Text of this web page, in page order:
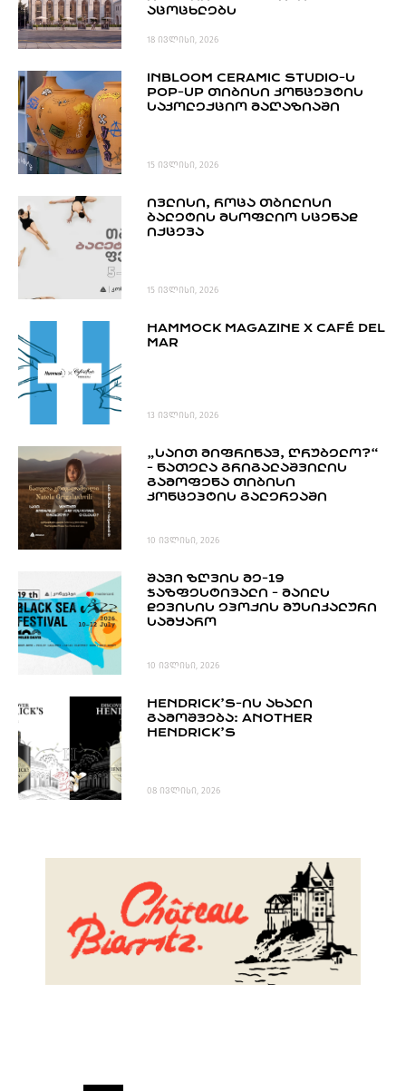
ᲐᲪᲝᲪᲮᲚᲔᲑᲡ
18 ივლისი, 2026
INBLOOM CERAMIC STUDIO-Ს
POP-UP ᲗᲘᲑᲘᲡᲘ ᲙᲝᲜᲪᲔᲞᲢᲘᲡ
ᲡᲐᲙᲝᲚᲔᲥᲪᲘᲝ ᲛᲐᲦᲐᲖᲘᲐᲨᲘ
15 ივლისი, 2026
ᲘᲕᲚᲘᲡᲘ, ᲠᲝᲪᲐ ᲗᲑᲘᲚᲘᲡᲘ
ᲑᲐᲚᲔᲢᲘᲡ ᲛᲡᲝᲤᲚᲘᲝ ᲡᲪᲔᲜᲐᲓ
ᲘᲥᲪᲔᲕᲐ
15 ივლისი, 2026
HAMMOCK MAGAZINE X CAFÉ DEL
MAR
13 ივლისი, 2026
„ᲡᲐᲘᲗ ᲛᲘᲤᲠᲘᲜᲐᲕ, ᲦᲠᲣᲑᲔᲚᲝ?“
- ᲜᲐᲗᲔᲚᲐ ᲒᲠᲘᲒᲐᲚᲐᲨᲕᲘᲚᲘᲡ
ᲒᲐᲛᲝᲤᲔᲜᲐ ᲗᲘᲑᲘᲡᲘ
ᲙᲝᲜᲪᲔᲞᲢᲘᲡ ᲒᲐᲚᲔᲠᲔᲐᲨᲘ
10 ივლისი, 2026
ᲨᲐᲕᲘ ᲖᲦᲕᲘᲡ ᲛᲔ-19
ᲯᲐᲖᲤᲔᲡᲢᲘᲕᲐᲚᲘ - ᲛᲐᲘᲚᲡ
ᲓᲔᲕᲘᲡᲘᲡ ᲔᲞᲝᲥᲘᲡ ᲛᲣᲡᲘᲙᲐᲚᲣᲠᲘ
ᲡᲐᲛᲧᲐᲠᲝ
10 ივლისი, 2026
HENDRICK’S-ᲘᲡ ᲐᲮᲐᲚᲘ
ᲒᲐᲛᲝᲨᲕᲔᲑᲐ: ANOTHER
HENDRICK’S
08 ივლისი, 2026